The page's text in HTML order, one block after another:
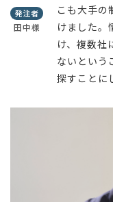
発注者
田中様
こも大手の
けました。
け、複数社
ないという
探すことに